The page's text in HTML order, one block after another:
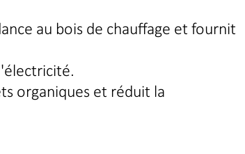
au bois de chauffage et fournit
organiques et réduit la